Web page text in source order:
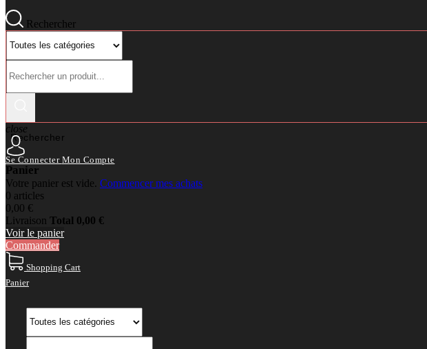
Rechercher
Rechercher
close
Se Connecter Mon Compte
Panier
Votre panier est vide. Commencer mes achats
0 articles
0,00 €
Livraison Total 0,00 €
Voir le panier
Commander
Shopping Cart
Panier